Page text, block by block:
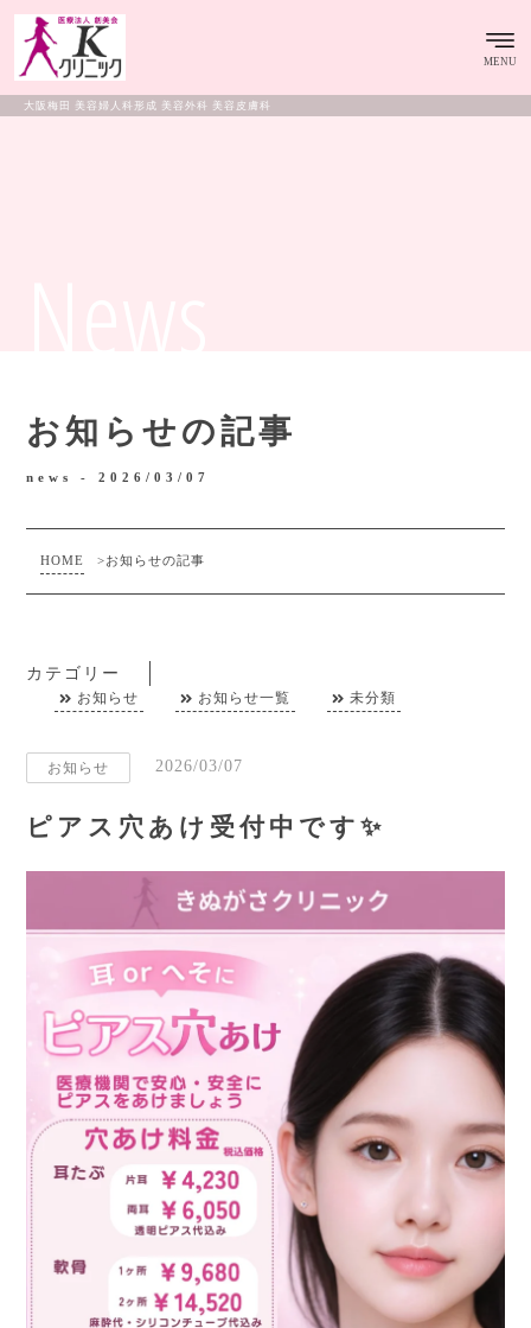
大阪梅田 美容婦人科形成 美容外科 美容皮膚科
MENU
お知らせの記事
news -2026/03/07
HOME >お知らせの記事
カテゴリー
お知らせ お知らせ一覧 未分類
お知らせ 2026/03/07
ピアス穴あけ受付中です✨